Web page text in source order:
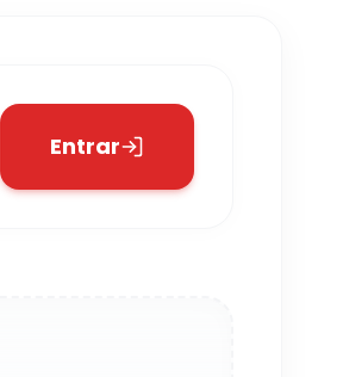
Entrar